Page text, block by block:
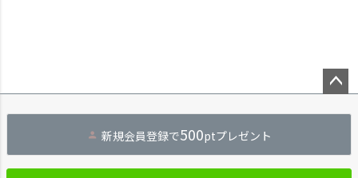
へ
新規会員登録で500ptプレゼント